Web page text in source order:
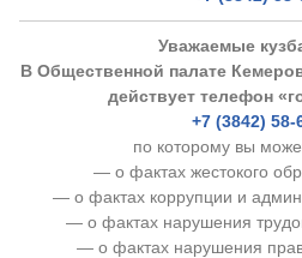
Уважаемые
В Общественной палате
действует телефон
+7 (3842) 58-
по которому вы
— о фактах жестокого
— о фактах коррупции и
— о фактах нарушения
— о фактах нарушения